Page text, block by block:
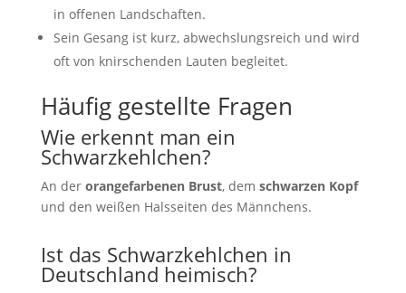
in offenen Landschaften.
Sein Gesang ist kurz, abwechslungsreich und wird
oft von knirschenden Lauten begleitet.
Häufig gestellte Fragen
Wie erkennt man ein
Schwarzkehlchen?
An der orangefarbenen Brust, dem schwarzen Kopf
und den weißen Halsseiten des Männchens.
Ist das Schwarzkehlchen in
Deutschland heimisch?